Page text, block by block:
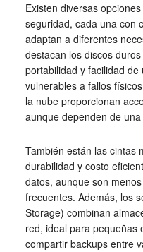
Existen diversas
seguridad, cada una con
adaptan a diferentes
destacan los discos
portabilidad y facilidad
vulnerables a fallos
la nube proporcionan
aunque dependen de
También están las cintas
durabilidad y costo
datos, aunque son
frecuentes. Además, los
Storage) combinan
red, ideal para pequeñas
compartir backups entre